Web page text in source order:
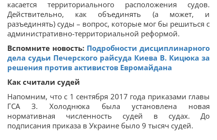
касается территориального расположения судов.
Действительно, как объединять (а может, и
разъединять) суды – вопрос, которые мог бы решиться с
административно-территориальной реформой.
Вспомните новость: Подробности дисциплинарного
дела судьи Печерского райсуда Киева В. Кицюка за
решения против активистов Евромайдана
Как считали судей
Напомним, что с 1 сентября 2017 года приказами главы
ГСА З. Холоднюка была установлена новая
нормативная численность судей в судах. До
подписания приказа в Украине было 9 тысяч судей.